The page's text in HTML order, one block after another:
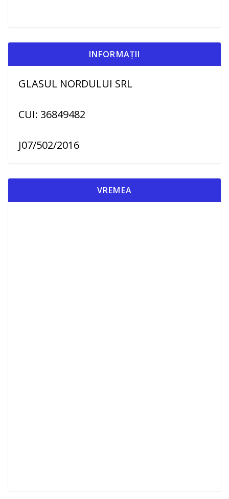
INFORMAȚII
GLASUL NORDULUI SRL
CUI: 36849482
J07/502/2016
VREMEA